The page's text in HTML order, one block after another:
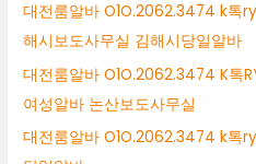
대전룸알바 O1O.2062.3474 k톡
해시보도사무실 김해시당일알바
대전룸알바 O1O.2062.3474 K톡
여성알바 논산보도사무실
대전룸알바 O1O.2062.3474 k톡